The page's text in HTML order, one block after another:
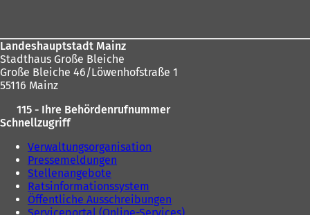
Landeshauptstadt Mainz
Stadthaus Große Bleiche
Große Bleiche 46/Löwenhofstraße 1
55116 Mainz
115 - Ihre Behördenrufnummer
Schnellzugriff
Verwaltungsorganisation
Pressemeldungen
Stellenangebote
Ratsinformationssystem
Öffentliche Ausschreibungen